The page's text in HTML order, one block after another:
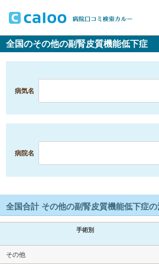
全国のその他の副腎皮質機能低下症
病気名
病院名
全国合計 その他の副腎皮質機能低下症
手術別
その他